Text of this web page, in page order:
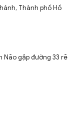
Thành phố Hồ
Não gặp đường 33 rẽ